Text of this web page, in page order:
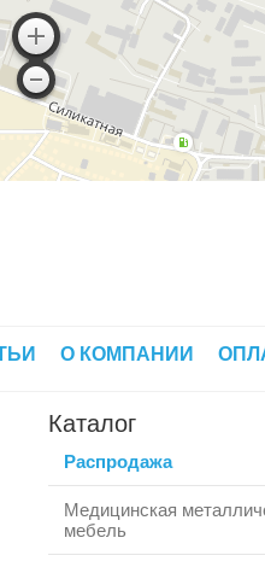
О КОМПАНИИ
Каталог
Распродажа
Медицинская
мебель